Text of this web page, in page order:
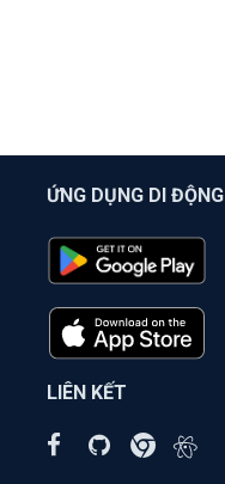
ỨNG DỤNG DI ĐỘNG
LIÊN KẾT